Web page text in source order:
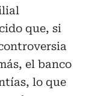
que, si
el banco
lo que